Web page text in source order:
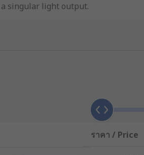
singular light output.
that protects the array from voltage
formation.
retail lighting and
ราคา / Price